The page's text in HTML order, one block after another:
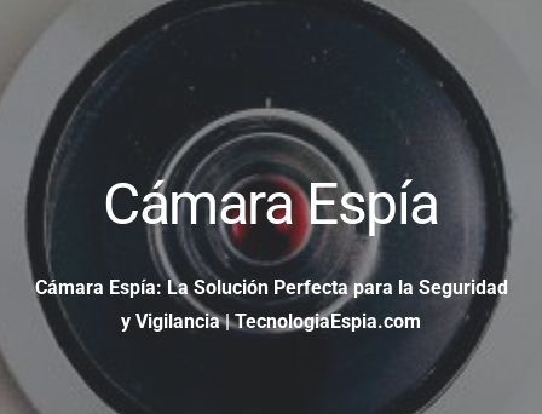
Cámara Espía
Cámara Espía: La Solución Perfecta para la Seguridad
y Vigilancia | TecnologiaEspia.com